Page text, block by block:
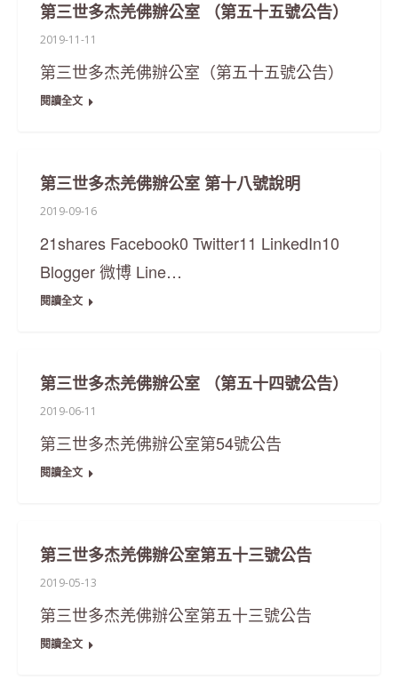
第三世多杰羌佛辦公室 （第五十五號公告）
2019-11-11
第三世多杰羌佛辦公室（第五十五號公告）
閱讀全文
第三世多杰羌佛辦公室 第十八號說明
2019-09-16
21shares Facebook0 Twitter11 LinkedIn10
Blogger 微博 Line…
閱讀全文
第三世多杰羌佛辦公室 （第五十四號公告）
2019-06-11
第三世多杰羌佛辦公室第54號公告
閱讀全文
第三世多杰羌佛辦公室第五十三號公告
2019-05-13
第三世多杰羌佛辦公室第五十三號公告
閱讀全文